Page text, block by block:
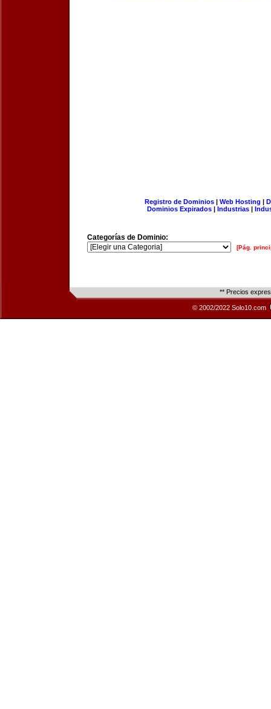
Registro de Dominios| Web Hosting |
Dominios Expirados | Industrias |
Categorías de Dominio:
[Pág.
** Precios
© 2002/2022 Solo10.com